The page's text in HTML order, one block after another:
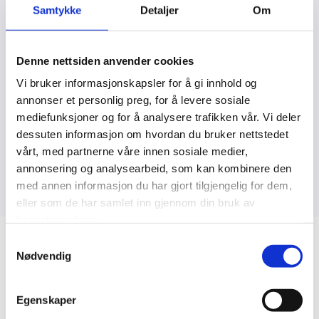
Samtykke Detaljer Om
Denne nettsiden anvender cookies
Vi bruker informasjonskapsler for å gi innhold og
annonser et personlig preg, for å levere sosiale
mediefunksjoner og for å analysere trafikken vår. Vi deler
dessuten informasjon om hvordan du bruker nettstedet
vårt, med partnerne våre innen sosiale medier,
annonsering og analysearbeid, som kan kombinere den
med annen informasjon du har gjort tilgjengelig for dem,
eller som de har samlet inn gjennom din bruk av
Nødvendig
Egenskaper
interessert i å utvikle sin personlige kommunikasjon
Både som coach og kommunikasjonsrådgiver er min
erfaring at det er to problemområder det oftest kan
handle om på et personlig plan. Det er stress og
relasjoner, og gjerne samtidig. I en hektisk hverdag
er det gjerne i kontakten med mennesker rundt oss vi
opplever at det kan toppe seg.
Om foredraget «Personlig
kommunikasjon som verktøy»